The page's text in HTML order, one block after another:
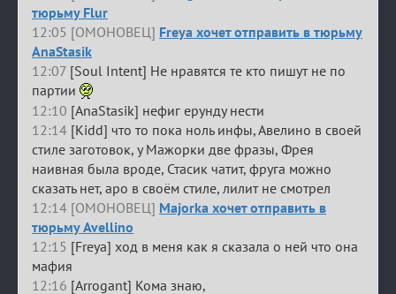
тюрьму Flur
12:05 [ОМОНОВЕЦ] Freya хочет отправить в тюрьму
AnaStasik
12:07 [Soul Intent] Не нравятся те кто пишут не по
партии
12:10 [AnaStasik] нефиг ерунду нести
12:14 [Kidd] что то пока ноль инфы, Авелино в своей
стиле заготовок, у Мажорки две фразы, Фрея
наивная была вроде, Стасик чатит, фруга можно
сказать нет, аро в своём стиле, лилит не смотрел
12:14 [ОМОНОВЕЦ] Majorka хочет отправить в
тюрьму Avellino
12:15 [Freya] ход в меня как я сказала о ней что она
мафия
12:16 [Arrogant] Кома знаю,